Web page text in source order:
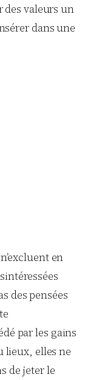
des valeurs un
dans une
en
des pensées
par les gains
lieux, elles ne
de jeter le